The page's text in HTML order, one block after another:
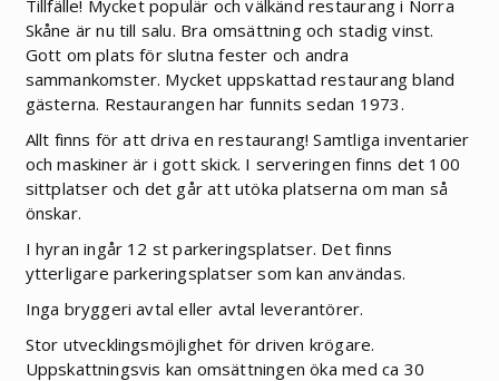
Tillfälle! Mycket populär och välkänd restaurang i Norra
Skåne är nu till salu. Bra omsättning och stadig vinst.
Gott om plats för slutna fester och andra
sammankomster. Mycket uppskattad restaurang bland
gästerna. Restaurangen har funnits sedan 1973.
Allt finns för att driva en restaurang! Samtliga inventarier
och maskiner är i gott skick. I serveringen finns det 100
sittplatser och det går att utöka platserna om man så
önskar.
I hyran ingår 12 st parkeringsplatser. Det finns
ytterligare parkeringsplatser som kan användas.
Inga bryggeri avtal eller avtal leverantörer.
Stor utvecklingsmöjlighet för driven krögare.
Uppskattningsvis kan omsättningen öka med ca 30